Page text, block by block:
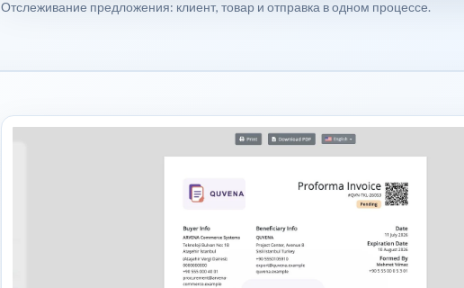
Отслеживание предложения: клиент, товар и отправка в одном процессе.